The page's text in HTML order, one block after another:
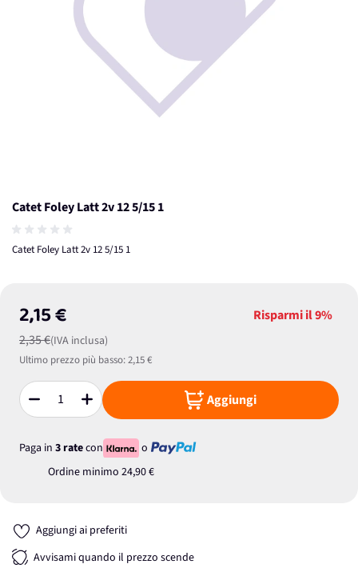
Catet Foley Latt 2v 12 5/15 1
Catet Foley Latt 2v 12 5/15 1
2,15 €
2,35 €(IVA inclusa)
Risparmi il9%
Ultimo prezzo più basso:2,15 €
Quantità Aggiungi
Paga in 3 ratecon
o
Ordine minimo 24,90 €
Aggiungi ai preferiti
Avvisami quando il prezzo scende